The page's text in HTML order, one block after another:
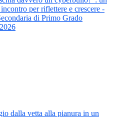
per riflettere e crescere -
di Primo Grado
dalla vetta alla pianura in un